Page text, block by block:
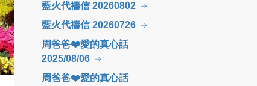
藍火代禱信 20260802
藍火代禱信 20260726
周爸爸❤️愛的真心話
2025/08/06
周爸爸❤️愛的真心話